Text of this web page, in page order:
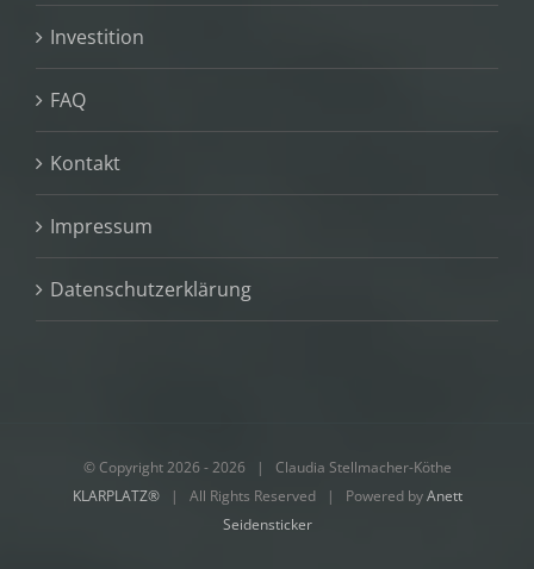
Investition
FAQ
Kontakt
Impressum
Datenschutzerklärung
© Copyright 2026 -2026 | Claudia Stellmacher-Köthe
KLARPLATZ®| All Rights Reserved | Powered byAnett
Seidensticker